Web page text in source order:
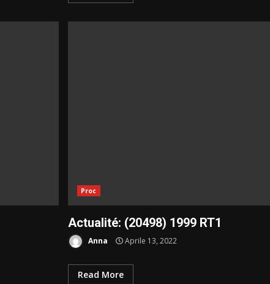
Proc
Actualité: (20498) 1999 RT1
Anna Aprile 13, 2022
Read More